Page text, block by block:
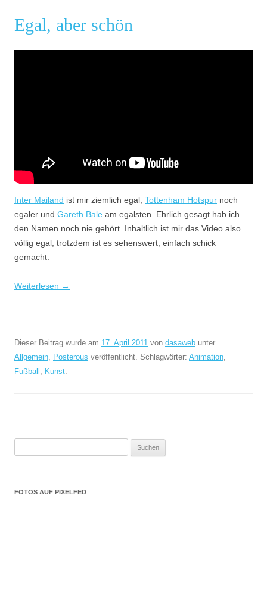
Egal, aber schön
Inter Mailand ist mir ziemlich egal, Tottenham Hotspur noch
egaler und Gareth Bale am egalsten. Ehrlich gesagt hab ich
den Namen noch nie gehört. Inhaltlich ist mir das Video also
völlig egal, trotzdem ist es sehenswert, einfach schick
gemacht.
Weiterlesen →
Dieser Beitrag wurde am 17. April 2011 von dasaweb unter
Allgemein, Posterous veröffentlicht. Schlagwörter: Animation,
Fußball , Kunst.
FOTOS AUF PIXELFED